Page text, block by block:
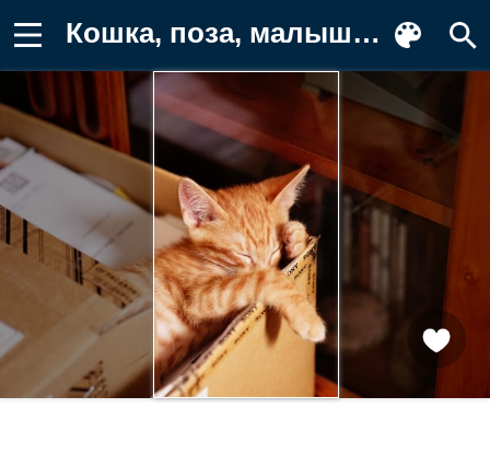
Кошка, поза, малыш, коробка, мордочка Заставка на телефон